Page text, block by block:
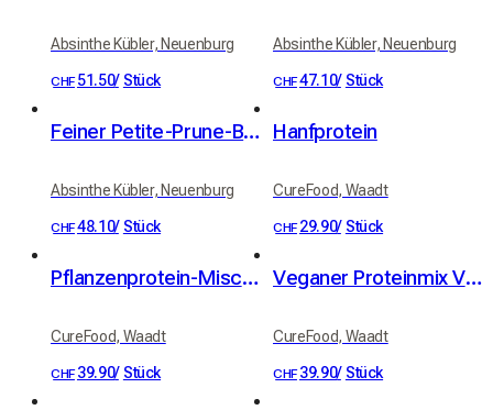
Absinthe Kübler, Neuenburg
CHF 51.50/ Stück
Absinthe Kübler, Neuenburg
CHF47.10/ Stück
Feiner Petite-Prune-Brand von Kübler, 41 % Vol.
Absinthe Kübler, Neuenburg
CHF48.10/ Stück
Hanfprotein
CureFood, Waadt
CHF 29.90/ Stück
Pflanzenprotein-Mischung Zimt
CureFood, Waadt
CHF 39.90/ Stück
Veganer Proteinmix Vanille
CureFood, Waadt
CHF 39.90/ Stück